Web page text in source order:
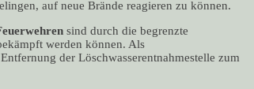
auf neue Brände reagieren zu können.
sind durch die begrenzte
werden können. Als
der Löschwasserentnahmestelle zum